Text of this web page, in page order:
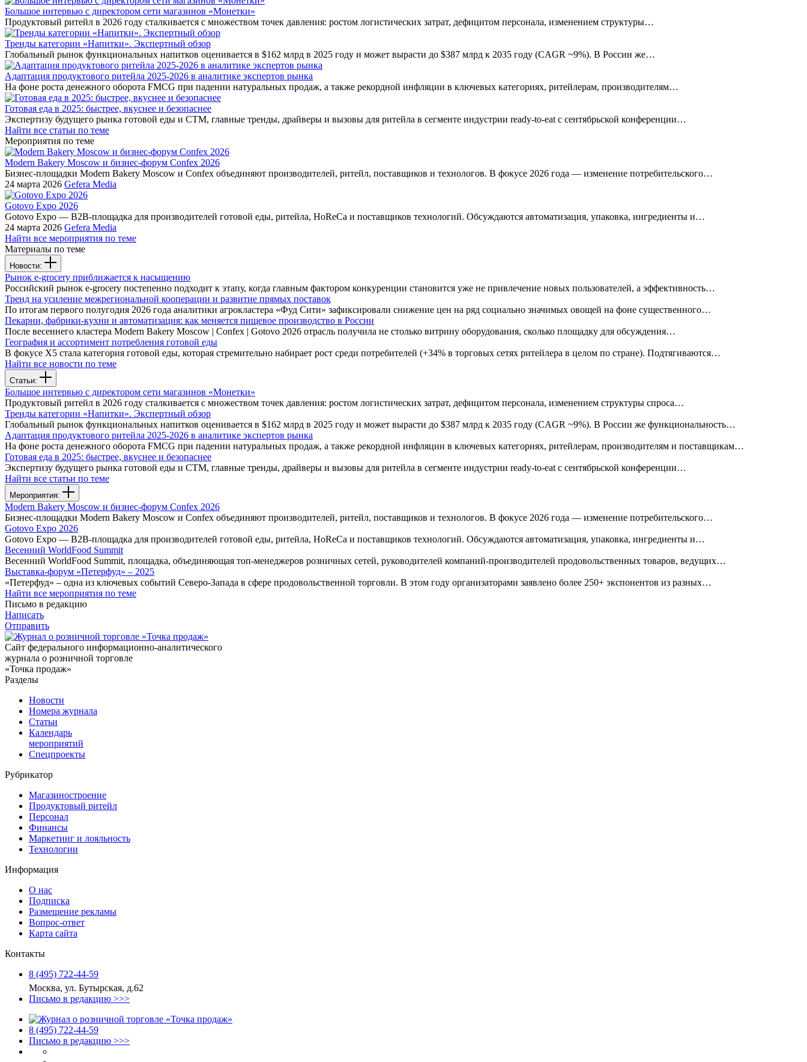
Большое интервью с директором сети магазинов «Монетки»
Продуктовый ритейл в 2026 году сталкивается с множеством точек давления: ростом логистических затрат, дефицитом персонала, изменением структуры…
Тренды категории «Напитки». Экспертный обзор
Глобальный рынок функциональных напитков оценивается в $162 млрд в 2025 году и может вырасти до $387 млрд к 2035 году (CAGR ~9%). В России же…
Адаптация продуктового ритейла 2025-2026 в аналитике экспертов рынка
На фоне роста денежного оборота FMCG при падении натуральных продаж, а также рекордной инфляции в ключевых категориях, ритейлерам, производителям…
Готовая еда в 2025: быстрее, вкуснее и безопаснее
Экспертизу будущего рынка готовой еды и СТМ, главные тренды, драйверы и вызовы для ритейла в сегменте индустрии ready-to-eat с сентябрьской конференции…
Найти все статьи по теме
Мероприятия по теме
Modern Bakery Moscow и бизнес-форум Confex 2026
Бизнес-площадки Modern Bakery Moscow и Confex объединяют производителей, ритейл, поставщиков и технологов. В фокусе 2026 года — изменение потребительского…
24 марта 2026 Gefera Media
Gotovo Expo 2026
Gotovo Expo — B2B-площадка для производителей готовой еды, ритейла, HoReCa и поставщиков технологий. Обсуждаются автоматизация, упаковка, ингредиенты и…
24 марта 2026 Gefera Media
Найти все мероприятия по теме
Материалы по теме
Новости:
Рынок e-grocery приближается к насыщению
Российский рынок e-grocery постепенно подходит к этапу, когда главным фактором конкуренции становится уже не привлечение новых пользователей, а эффективность…
Тренд на усиление межрегиональной кооперации и развитие прямых поставок
По итогам первого полугодия 2026 года аналитики агрокластера «Фуд Сити» зафиксировали снижение цен на ряд социально значимых овощей на фоне существенного…
Пекарни, фабрики-кухни и автоматизация: как меняется пищевое производство в России
После весеннего кластера Modern Bakery Moscow | Confex | Gotovo 2026 отрасль получила не столько витрину оборудования, сколько площадку для обсуждения…
География и ассортимент потребления готовой еды
В фокусе X5 стала категория готовой еды, которая стремительно набирает рост среди потребителей (+34% в торговых сетях ритейлера в целом по стране). Подтягиваются…
Найти все новости по теме
Статьи:
Большое интервью с директором сети магазинов «Монетки»
Продуктовый ритейл в 2026 году сталкивается с множеством точек давления: ростом логистических затрат, дефицитом персонала, изменением структуры спроса…
Тренды категории «Напитки». Экспертный обзор
Глобальный рынок функциональных напитков оценивается в $162 млрд в 2025 году и может вырасти до $387 млрд к 2035 году (CAGR ~9%). В России же функциональность…
Адаптация продуктового ритейла 2025-2026 в аналитике экспертов рынка
На фоне роста денежного оборота FMCG при падении натуральных продаж, а также рекордной инфляции в ключевых категориях, ритейлерам, производителям и поставщикам…
Готовая еда в 2025: быстрее, вкуснее и безопаснее
Экспертизу будущего рынка готовой еды и СТМ, главные тренды, драйверы и вызовы для ритейла в сегменте индустрии ready-to-eat с сентябрьской конференции…
Найти все статьи по теме
Мероприятия:
Modern Bakery Moscow и бизнес-форум Confex 2026
Бизнес-площадки Modern Bakery Moscow и Confex объединяют производителей, ритейл, поставщиков и технологов. В фокусе 2026 года — изменение потребительского…
Gotovo Expo 2026
Gotovo Expo — B2B-площадка для производителей готовой еды, ритейла, HoReCa и поставщиков технологий. Обсуждаются автоматизация, упаковка, ингредиенты и…
Весенний WorldFood Summit
Весенний WorldFood Summit, площадка, объединяющая топ‑менеджеров розничных сетей, руководителей компаний‑производителей продовольственных товаров, ведущих…
Выставка-форум «Петерфуд» – 2025
«Петерфуд» – одна из ключевых событий Северо-Запада в сфере продовольственной торговли. В этом году организаторами заявлено более 250+ экспонентов из разных…
Найти все мероприятия по теме
Письмо в редакцию
Написать
Отправить
Сайт федерального информационно-аналитического
журнала о розничной торговле
«Точка продаж»
Разделы
Новости
Номера журнала
Статьи
Календарь
мероприятий
Спецпроекты
Рубрикатор
Магазиностроение
Продуктовый ритейл
Персонал
Финансы
Маркетинг и лояльность
Технологии
Информация
О нас
Подписка
Размещение рекламы
Вопрос-ответ
Карта сайта
Контакты
8 (495) 722‑44‑59
Москва, ул. Бутырская, д.62
Письмо в редакцию >>>
8 (495) 722‑44‑59
Письмо в редакцию >>>